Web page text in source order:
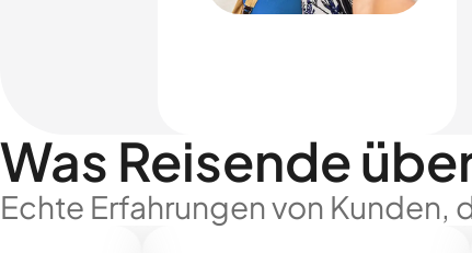
Was Reisende
Echte Erfahrungen von Kunden,